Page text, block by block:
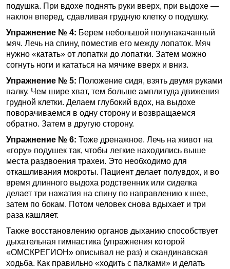
подушка. При вдохе поднять руки вверх, при выдохе —
наклон вперед, сдавливая грудную клетку о подушку.
Упражнение № 4: Берем небольшой полунакачанный
мяч. Лечь на спину, поместив его между лопаток. Мяч
нужно «катать» от лопатки до лопатки. Затем можно
согнуть ноги и кататься на мячике вверх и вниз.
Упражнение № 5: Положение сидя, взять двумя руками
палку. Чем шире хват, тем больше амплитуда движения
грудной клетки. Делаем глубокий вдох, на выдохе
поворачиваемся в одну сторону и возвращаемся
обратно. Затем в другую сторону.
Упражнение № 6: Тоже дренажное. Лечь на живот на
«гору» подушек так, чтобы легкие находились выше
места раздвоения трахеи. Это необходимо для
откашливания мокроты. Пациент делает полувдох, и во
время длинного выдоха родственник или сиделка
делает три нажатия на спину по направлению к шее,
затем по бокам. Потом человек снова вдыхает и три
раза кашляет.
Также восстановлению органов дыханию способствует
дыхательная гимнастика (упражнения которой
«ОМСКРЕГИОН» описывал не раз) и скандинавская
ходьба. Как правильно «ходить с палками» и делать